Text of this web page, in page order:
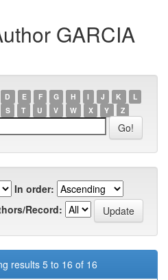
GARCIA
D E F G H I J K
L
S T U V W X Y Z
In order:
Record:
results 5 to 16 of 16